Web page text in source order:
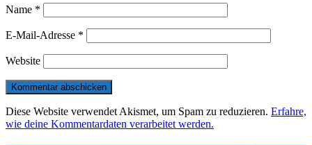
Name *
E-Mail-Adresse *
Website
Diese Website verwendet Akismet, um Spam zu reduzieren. Erfahre,
wie deine Kommentardaten verarbeitet werden.